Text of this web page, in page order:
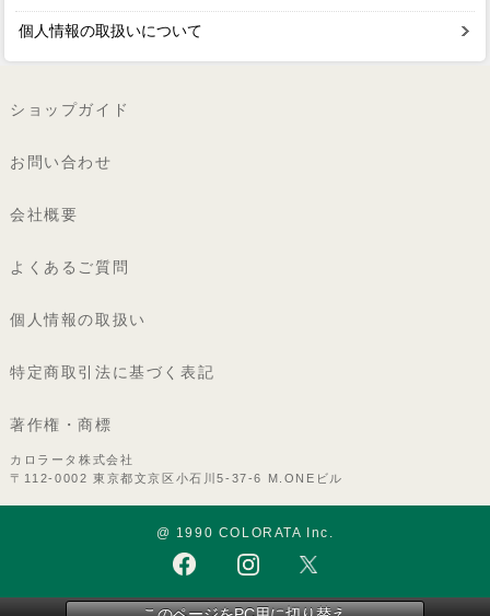
個人情報の取扱いについて
ショップガイド
お問い合わせ
会社概要
よくあるご質問
個人情報の取扱い
特定商取引法に基づく表記
著作権・商標
カロラータ株式会社
〒112-0002 東京都文京区小石川5-37-6 M.ONEビル
@ 1990 COLORATA Inc.